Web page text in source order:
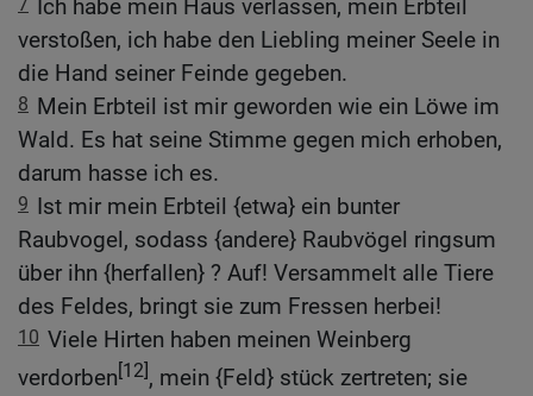
Ich habe mein Haus verlassen, mein Erbteil
verstoßen, ich habe den Liebling meiner Seele in
die Hand seiner Feinde gegeben.
8 Mein Erbteil ist mir geworden wie ein Löwe im
Wald. Es hat seine Stimme gegen mich erhoben,
darum hasse ich es.
9 Ist mir mein Erbteil {etwa} ein bunter
Raubvogel, sodass {andere} Raubvögel ringsum
über ihn {herfallen} ? Auf! Versammelt alle Tiere
des Feldes, bringt sie zum Fressen herbei!
10 Viele Hirten haben meinen Weinberg
verdorben[12], mein {Feld} stück zertreten; sie